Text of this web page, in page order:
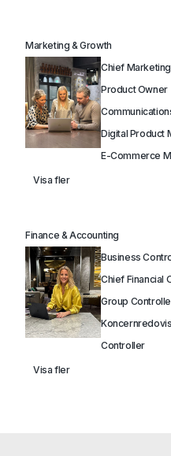
IT-Driftansvarig
Marketing & Growth
Chief
Product Owner
Digital Product
E-Commerce
Säljchef
Visa fler
Finance & Accounting
Business
Chief Financial
Group
Controller
Visa fler